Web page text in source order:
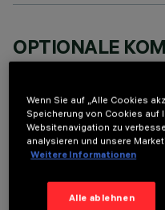
OPTIONALE
TECHNISCHE
LETZTES UPDATE: 06.08.2026
Wenn Sie auf „Alle Cookies
Speicherung von Cookies auf
Websitenavigation zu
analysieren und unsere
Weitere Informationen
Alle ablehnen